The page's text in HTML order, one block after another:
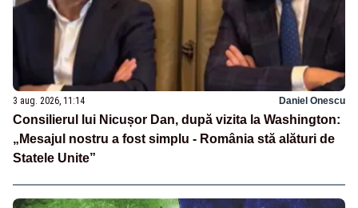
3 aug. 2026, 11:14 Daniel Onescu
Consilierul lui Nicușor Dan, după vizita la Washington:
„Mesajul nostru a fost simplu - România stă alături de
Statele Unite”